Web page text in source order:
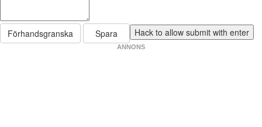
Förhandsgranska Spara
ANNONS